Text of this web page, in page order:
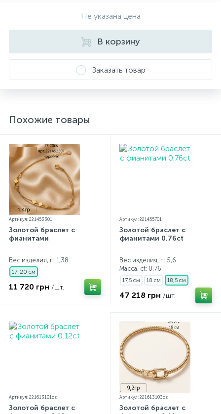
Не указана цена
В корзину
Заказать товар
Похожие товары
Артикул: 221453301
Золотой браслет с
фианитами
Вес изделия, г.: 1,38
17-20 см
11 720 грн /шт.
Артикул: 221455701
Золотой браслет с
фианитами 0.76ct
Вес изделия, г.: 5,6
Масса, ct: 0,76
17,5 см 18 см 18,5 см
47 218 грн /шт.
Артикул: 221613101cz
Золотой браслет с
Артикул: 221613103cz
Золотой браслет с